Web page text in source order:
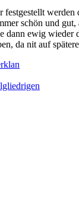
festgestellt werden
schön und gut,
dann ewig wieder
da nit auf